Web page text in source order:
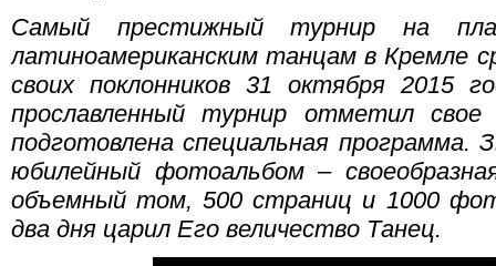
Самый престижный турнир на
латиноамериканским танцам в Кремле
своих поклонников 31 октября 2015
прославленный турнир отметил
подготовлена специальная программа.
юбилейный фотоальбом –
объемный том, 500 страниц и 1000
два дня царил Его величество Танец.